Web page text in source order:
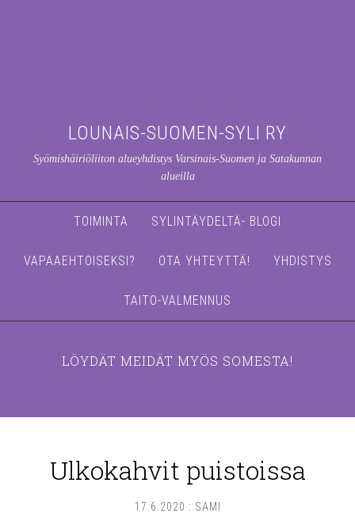
LOUNAIS-SUOMEN-SYLI RY
Syömishäiriöliiton alueyhdistys Varsinais-Suomen ja Satakunnan
alueilla
TOIMINTA SYLINTÄYDELTÄ- BLOGI
VAPAAEHTOISEKSI? OTA YHTEYTTÄ! YHDISTYS
TAITO-VALMENNUS
LÖYDÄT MEIDÄT MYÖS SOMESTA!
Ulkokahvit puistoissa
17.6.2020 : SAMI